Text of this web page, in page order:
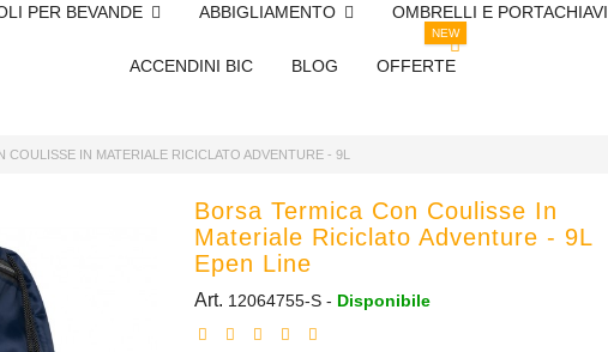
PER BEVANDE ABBIGLIAMENTO OMBRELLI E PORTACHIAVI
ACCENDINI BIC BLOG OFFERTE
NEW
COULISSE IN MATERIALE RICICLATO ADVENTURE - 9L
Borsa Termica Con Coulisse In
Materiale Riciclato Adventure - 9L
Epen Line
Art. 12064755-S - Disponibile